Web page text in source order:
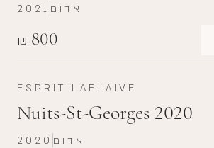
₪ 800
2021 אדום
ESPRIT LAFLAIVE
Nuits-St-Georges 2020
2020 אדום